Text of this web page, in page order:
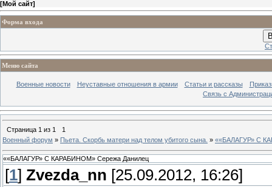
[Мой сайт]
Форма входа
Меню сайта
Военные новости Неуставные отношения в армии Статьи и рассказы
Связь с
Страница 1 из 1
1
Военный форум » Пьета. Скорбь матери над телом убитого сына. » ««БАЛАГУР» С
««БАЛАГУР» С КАРАБИНОМ» Сережа Данилец
[1] Zvezda_nn [25.09.2012, 16:26]